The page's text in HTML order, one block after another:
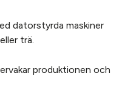
datorstyrda maskiner
trä.
produktionen och